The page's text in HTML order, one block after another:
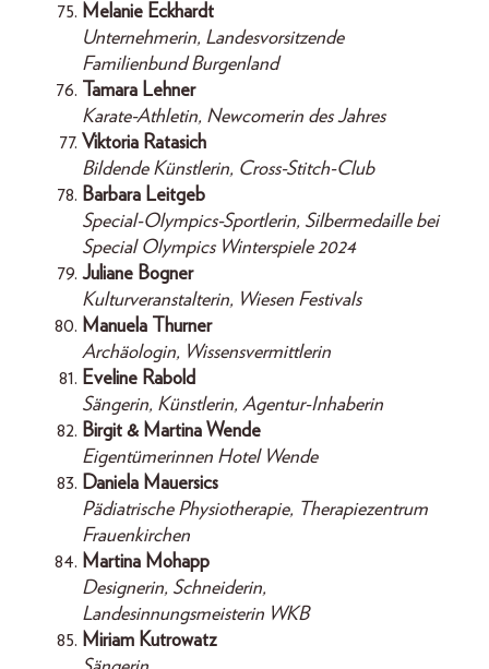
Melanie Eckhardt
Unternehmerin, Landesvorsitzende
Familienbund Burgenland
Tamara Lehner
Karate-Athletin, Newcomerin des Jahres
Viktoria Ratasich
Bildende Künstlerin, Cross-Stitch-Club
Barbara Leitgeb
Special-Olympics-Sportlerin, Silbermedaille bei
Special Olympics Winterspiele 2024
Juliane Bogner
Kulturveranstalterin, Wiesen Festivals
Manuela Thurner
Archäologin, Wissensvermittlerin
Eveline Rabold
Sängerin, Künstlerin, Agentur-Inhaberin
Birgit & Martina Wende
Eigentümerinnen Hotel Wende
Daniela Mauersics
Pädiatrische Physiotherapie, Therapiezentrum
Frauenkirchen
Martina Mohapp
Designerin, Schneiderin,
Landesinnungsmeisterin WKB
Miriam Kutrowatz